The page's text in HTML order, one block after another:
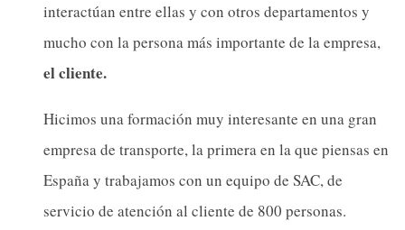
interactúan entre ellas y con otros departamentos y
mucho con la persona más importante de la empresa,
el cliente.
Hicimos una formación muy interesante en una gran
empresa de transporte, la primera en la que piensas en
España y trabajamos con un equipo de SAC, de
servicio de atención al cliente de 800 personas.